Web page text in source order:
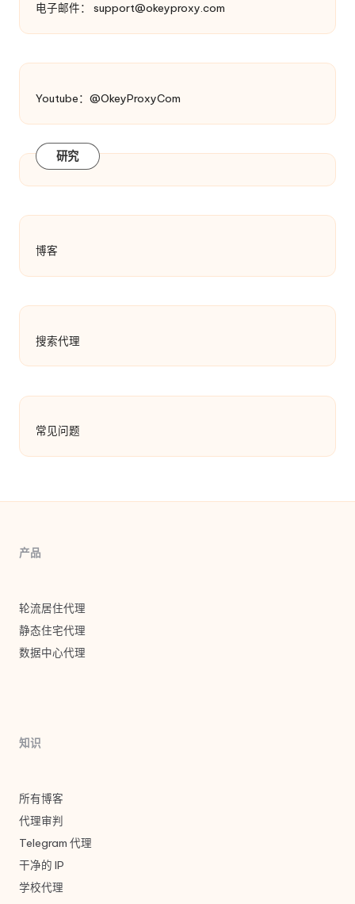
电子邮件： support@okeyproxy.com
Youtube：@OkeyProxyCom
研究
博客
搜索代理
常见问题
产品
轮流居住代理
静态住宅代理
数据中心代理
知识
所有博客
代理审判
Telegram 代理
干净的 IP
学校代理